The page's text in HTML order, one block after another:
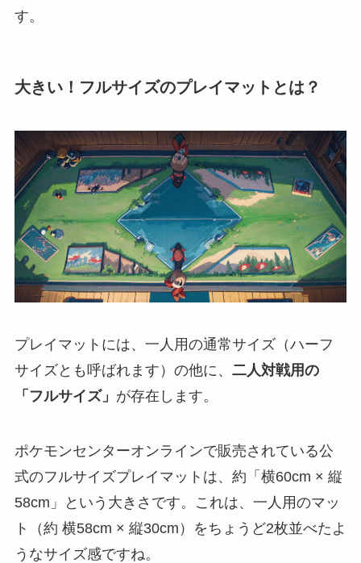
す。
大きい！フルサイズのプレイマットとは？
プレイマットには、一人用の通常サイズ（ハーフ
サイズとも呼ばれます）の他に、 二人対戦用の
「フルサイズ」 が存在します。
ポケモンセンターオンラインで販売されている公
式のフルサイズプレイマットは、約「横60cm × 縦
58cm」という大きさです。これは、一人用のマッ
ト（約 横58cm × 縦30cm）をちょうど2枚並べたよ
うなサイズ感ですね。